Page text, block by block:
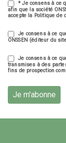
* Je consens à ce
afin que la société
accepte la Politique de
Je consens à ce
ONSSEN (éditeur du
Je consens à ce
transmises à des
fins de prospection
Je m'abonne